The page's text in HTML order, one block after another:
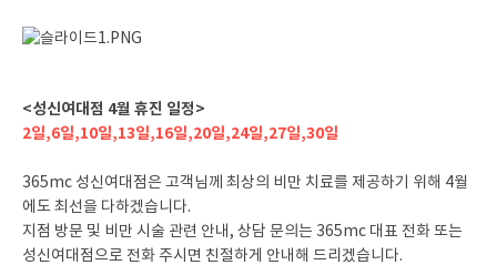
<성신여대점 4월 휴진 일정>
2일,6일,10일,13일,16일,20일,24일,27일,30일
365mc 성신여대점은 고객님께 최상의 비만 치료를 제공하기 위해 4월
에도 최선을 다하겠습니다.
지점 방문 및 비만 시술 관련 안내, 상담 문의는 365mc 대표 전화 또는
성신여대점으로 전화 주시면 친절하게 안내해 드리겠습니다.